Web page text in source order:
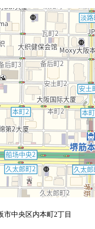
新完成
张替
店约100m(步行2分钟)
丁目商店约40m(步行1分钟)
步行3分钟)
♪
市中央区内本町2丁目